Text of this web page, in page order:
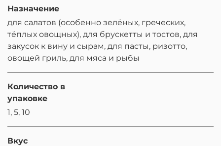
Назначение
для салатов (особенно зелёных, греческих,
тёплых овощных), для брускетты и тостов, для
закусок к вину и сырам, для пасты, ризотто,
овощей гриль, для мяса и рыбы
Количество в
упаковке
1, 5, 10
Вкус